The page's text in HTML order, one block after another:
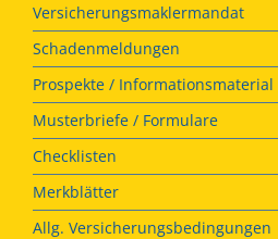
Versicherungsmaklermandat
Schadenmeldungen
Prospekte / Informationsmaterial
Musterbriefe / Formulare
Checklisten
Merkblätter
Allg. Versicherungsbedingungen